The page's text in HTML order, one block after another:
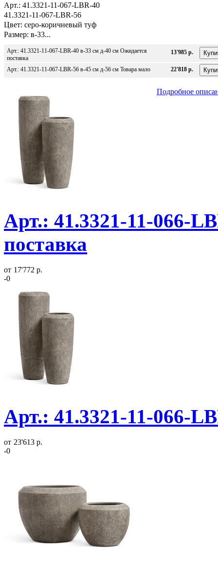
Арт.: 41.3321-11-067-LBR-40
41.3321-11-067-LBR-56
Цвет: серо-коричневый туф
Размер: в-33...
Арт.: 41.3321-11-067-LBR-40 в-33 см д-40 см Ожидается
поставка
13'985 р.
Арт.: 41.3321-11-067-LBR-56 в-45 см д-56 см Товара мало 22'818 р.
Подробное
Арт.: 41.3321-11-066-
поставка
от 17'772 р.
-0
Арт.: 41.3321-11-066-
от 23'613 р.
-0